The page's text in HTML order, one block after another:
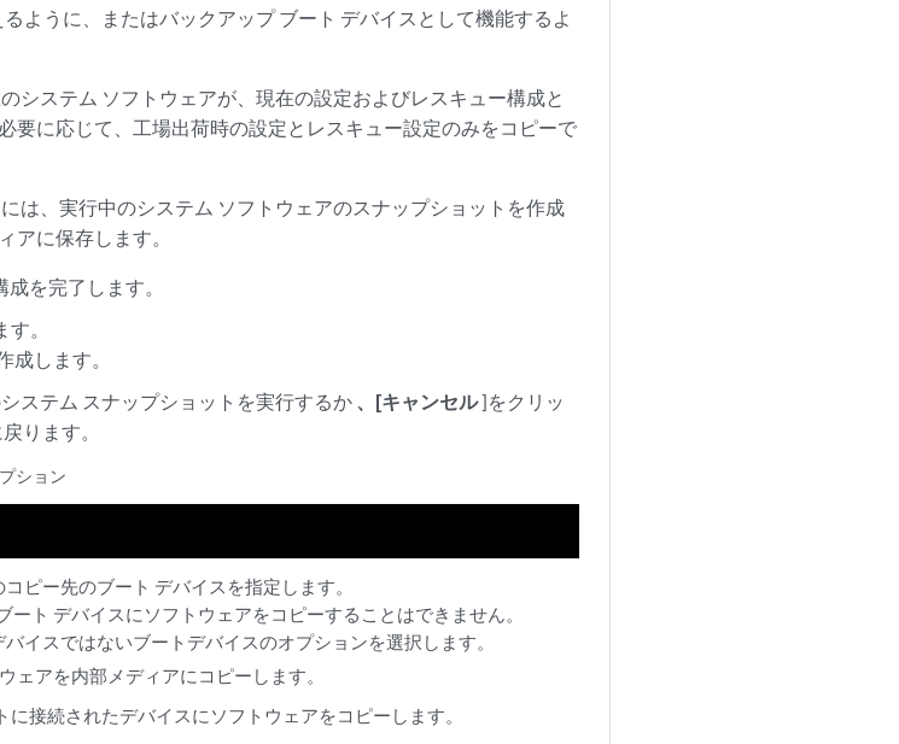
ように、またはバックアップ ブート デバイスとして機能するよ
システム ソフトウェアが、現在の設定およびレスキュー構成と
要に応じて、工場出荷時の設定とレスキュー設定のみをコピーで
は、実行中のシステム ソフトウェアのスナップショットを作成
アに保存します。
を完了します。
。
成します。
ステム スナップショットを実行するか 、[キャンセル]をクリッ
ります。
ション
ピー先のブート デバイスを指定します。
ート デバイスにソフトウェアをコピーすることはできません。
イスではないブートデバイスのオプションを選択します。
ェアを内部メディアにコピーします。
に接続されたデバイスにソフトウェアをコピーします。